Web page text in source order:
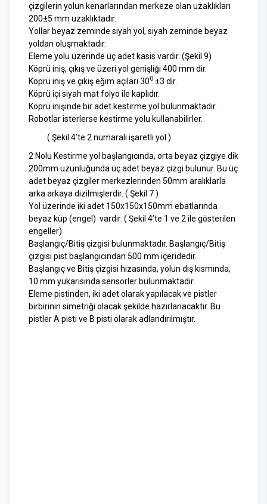
çizgilerin yolun kenarlarından merkeze olan uzaklıkları
200±5 mm uzaklıktadır.
Yollar beyaz zeminde siyah yol, siyah zeminde beyaz
yoldan oluşmaktadır.
Eleme yolu üzerinde üç adet kasis vardır. (Şekil 9)
Köprü iniş, çıkış ve üzeri yol genişliği 400 mm dir.
Köprü iniş ve çıkış eğim açıları 300 ±3 dir.
Köprü içi siyah mat folyo ile kaplıdır.
Köprü inişinde bir adet kestirme yol bulunmaktadır.
Robotlar isterlerse kestirme yolu kullanabilirler.
( Şekil 4’te 2 numaralı işaretli yol )
2 Nolu Kestirme yol başlangıcında, orta beyaz çizgiye dik
200mm uzunluğunda üç adet beyaz çizgi bulunur. Bu üç
adet beyaz çizgiler merkezlerinden 50mm aralıklarla
arka arkaya dizilmişlerdir. ( Şekil 7 )
Yol üzerinde iki adet 150x150x150mm ebatlarında
beyaz küp (engel) vardır. ( Şekil 4’te 1 ve 2 ile gösterilen
engeller)
Başlangıç/Bitiş çizgisi bulunmaktadır. Başlangıç/Bitiş
çizgisi pist başlangıcından 500 mm içeridedir.
Başlangıç ve Bitiş çizgisi hizasında, yolun dış kısmında,
10 mm yukarısında sensörler bulunmaktadır.
Eleme pistinden, iki adet olarak yapılacak ve pistler
birbirinin simetriği olacak şekilde hazırlanacaktır. Bu
pistler A pisti ve B pisti olarak adlandırılmıştır.